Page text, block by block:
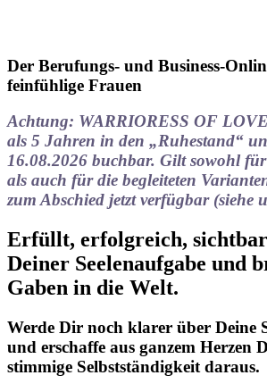
Der Berufungs- und Business-
feinfühlige Frauen
Achtung: WARRIORESS OF
als 5 Jahren in den „Ruhestand“
16.08.2026 buchbar. Gilt sowohl
als auch für die begleiteten
zum Abschied jetzt verfügbar (siehe
Erfüllt, erfolgreich,
Deiner Seelenaufgabe und
Gaben in die Welt.
Werde Dir noch klarer über Deine
und erschaffe aus ganzem Herzen
stimmige Selbstständigkeit daraus.